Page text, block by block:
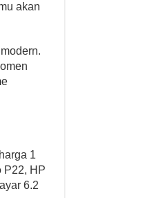
akan
1
P22, HP
6.2